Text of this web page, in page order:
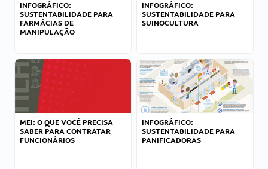
INFOGRÁFICO:
SUSTENTABILIDADE PARA
FARMÁCIAS DE
MANIPULAÇÃO
INFOGRÁFICO:
SUSTENTABILIDADE PARA
SUINOCULTURA
MEI: O QUE VOCÊ PRECISA
SABER PARA CONTRATAR
FUNCIONÁRIOS
INFOGRÁFICO:
SUSTENTABILIDADE PARA
PANIFICADORAS